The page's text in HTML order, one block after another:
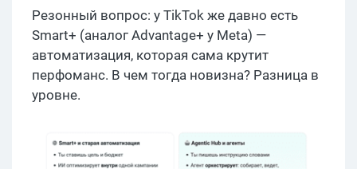
Резонный вопрос: у TikTok же давно есть
Smart+ (аналог Advantage+ у Meta) —
автоматизация, которая сама крутит
перфоманс. В чем тогда новизна? Разница в
уровне.